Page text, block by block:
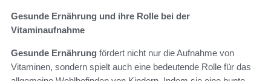
Gesunde Ernährung und ihre Rolle bei der
Vitaminaufnahme
Gesunde Ernährung fördert nicht nur die Aufnahme von
Vitaminen, sondern spielt auch eine bedeutende Rolle für das